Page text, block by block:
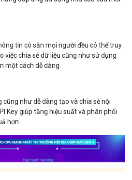
tin có sẵn mọi người đều có thể truy
việc chia sẻ dữ liệu cũng như sử dụng
một cách dễ dàng.
cũng như dễ dàng tạo và chia sẻ nội
Key giúp tăng hiệu suất và phân phối
hơn.